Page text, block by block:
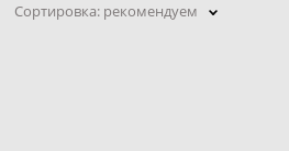
Сортировка: рекомендуем